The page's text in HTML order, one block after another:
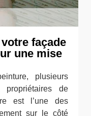
façade
une mise
plusieurs
propriétaires de
est l’une des
sur le côté